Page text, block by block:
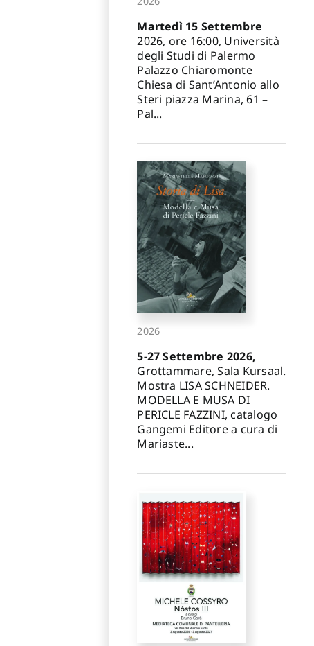
Martedì 15 Settembre
2026, ore 16:00, Università
degli Studi di Palermo
Palazzo Chiaromonte
Chiesa di Sant’Antonio allo
Steri piazza Marina, 61 –
Pal...
2026
5-27 Settembre 2026,
Grottammare, Sala Kursaal.
Mostra LISA SCHNEIDER.
MODELLA E MUSA DI
PERICLE FAZZINI, catalogo
Gangemi Editore a cura di
Mariaste...